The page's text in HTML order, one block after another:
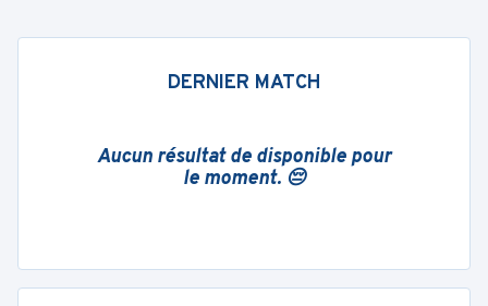
DERNIER MATCH
Aucun résultat de disponible pour
le moment. 😔